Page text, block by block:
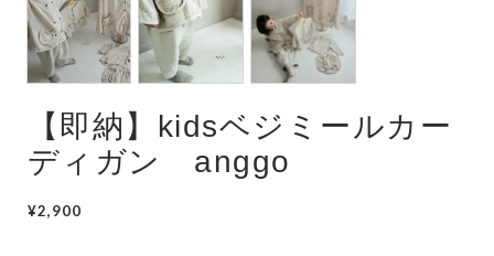
Bag
Accessories / Goods
Swimwear
サイズ検索
【即納】kidsベジミールカー
ディガン anggo
¥2,900